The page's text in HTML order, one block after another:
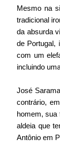
Mesmo na
tradicional
da absurda
de Portugal,
com um
incluindo
José
contrário,
homem, sua
aldeia que
Antônio em